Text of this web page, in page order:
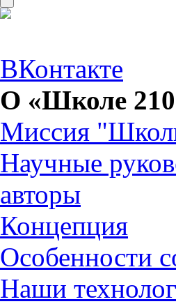
ВКонтакте
О «Школе
Миссия
Научные
авторы
Концепция
Особенности
Наши